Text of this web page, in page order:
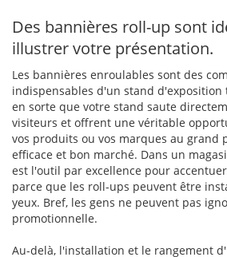
Des bannières roll-up sont
illustrer votre présentation.
Les bannières enroulables sont des
indispensables d'un stand
en sorte que votre stand saute
visiteurs et offrent une véritable
vos produits ou vos marques au grand
efficace et bon marché. Dans un
est l'outil par excellence pour
parce que les roll-ups peuvent être
yeux. Bref, les gens ne peuvent pas
promotionnelle.
Au-delà, l'installation et le rangement